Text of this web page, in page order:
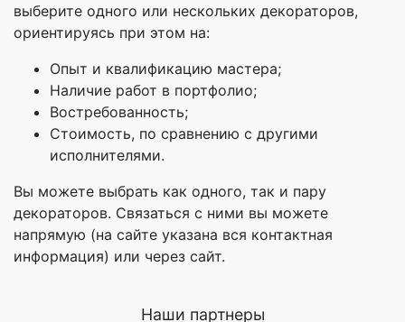
выберите одного или нескольких декораторов,
ориентируясь при этом на:
Опыт и квалификацию мастера;
Наличие работ в портфолио;
Востребованность;
Стоимость, по сравнению с другими
исполнителями.
Вы можете выбрать как одного, так и пару
декораторов. Связаться с ними вы можете
напрямую (на сайте указана вся контактная
информация) или через сайт.
Наши партнеры